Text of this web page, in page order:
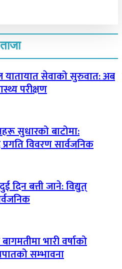
ताजा
यातायात सेवाको सुरुवात: अब
परीक्षण
सुधारको बाटोमा:
प्रगति विवरण सार्वजनिक
दिन बत्ती जाने: विद्युत्
भारी वर्षाको
सम्भावना